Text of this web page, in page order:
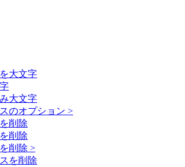
大文字
大文字
のオプション >
削除
削除
削除 >
を削除